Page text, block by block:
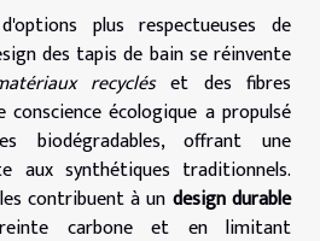
plus respectueuses de
des tapis de bain se réinvente
recycléset des fibres
conscience écologique a propulsé
biodégradables, offrant une
aux synthétiques traditionnels.
contribuent à un design durable
carbone et en limitant